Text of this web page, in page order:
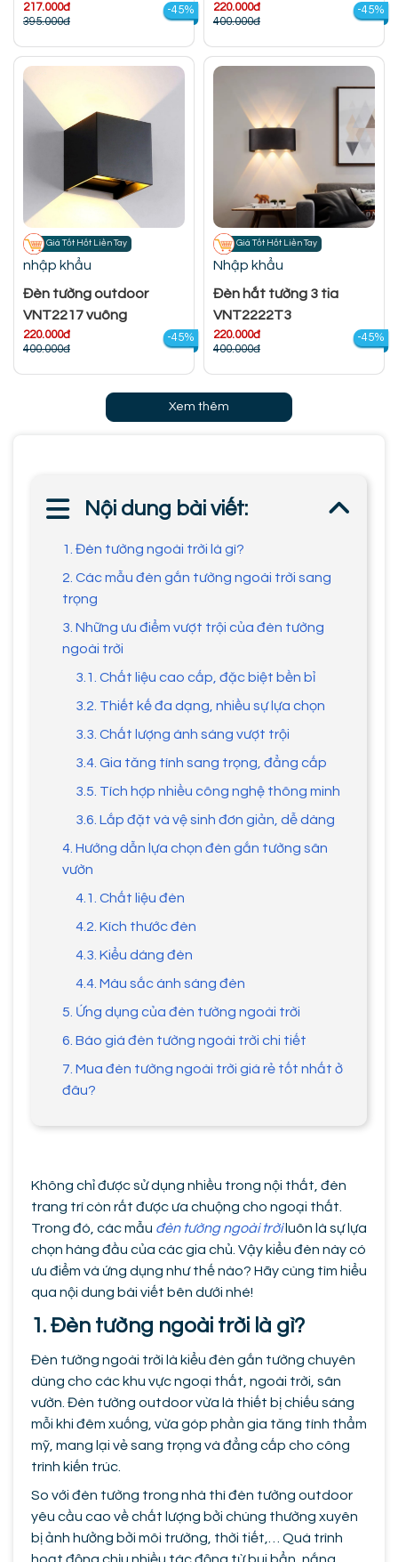
217.000đ
395.000đ
-45%
220.000đ
400.000đ
-45%
Giá Tốt Hốt Liền Tay
nhập khẩu
Đèn tường outdoor
VNT2217 vuông
220.000đ
400.000đ
-45%
Giá Tốt Hốt Liền Tay
Nhập khẩu
Đèn hắt tường 3 tia
VNT2222T3
220.000đ
400.000đ
-45%
Xem thêm
Nội dung bài viết:
1. Đèn tường ngoài trời là gì?
2. Các mẫu đèn gắn tường ngoài trời sang
trọng
3. Những ưu điểm vượt trội của đèn tường
ngoài trời
3.1. Chất liệu cao cấp, đặc biệt bền bỉ
3.2. Thiết kế đa dạng, nhiều sự lựa chọn
3.3. Chất lượng ánh sáng vượt trội
3.4. Gia tăng tính sang trọng, đẳng cấp
3.5. Tích hợp nhiều công nghệ thông minh
3.6. Lắp đặt và vệ sinh đơn giản, dễ dàng
4. Hướng dẫn lựa chọn đèn gắn tường sân
vườn
4.1. Chất liệu đèn
4.2. Kích thước đèn
4.3. Kiểu dáng đèn
4.4. Màu sắc ánh sáng đèn
5. Ứng dụng của đèn tường ngoài trời
6. Báo giá đèn tường ngoài trời chi tiết
7. Mua đèn tường ngoài trời giá rẻ tốt nhất ở
đâu?
Không chỉ được sử dụng nhiều trong nội thất, đèn
trang trí còn rất được ưa chuộng cho ngoại thất.
Trong đó, các mẫu đèn tường ngoài trờiluôn là sự lựa
chọn hàng đầu của các gia chủ. Vậy kiểu đèn này có
ưu điểm và ứng dụng như thế nào? Hãy cùng tìm hiểu
qua nội dung bài viết bên dưới nhé!
1. Đèn tường ngoài trời là gì?
Đèn tường ngoài trời là kiểu đèn gắn tường chuyên
dùng cho các khu vực ngoại thất, ngoài trời, sân
vườn. Đèn tường outdoor vừa là thiết bị chiếu sáng
mỗi khi đêm xuống, vừa góp phần gia tăng tính thẩm
mỹ, mang lại vẻ sang trọng và đẳng cấp cho công
trình kiến trúc.
So với đèn tường trong nhà thì đèn tường outdoor
yêu cầu cao về chất lượng bởi chúng thường xuyên
bị ảnh hưởng bởi môi trường, thời tiết,… Quá trình